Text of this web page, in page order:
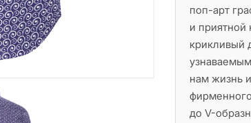
поп-арт
и приятной
крикливый
нам жизнь
до V-